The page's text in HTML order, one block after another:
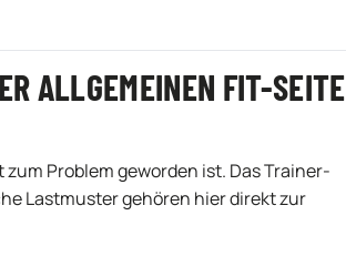
ALLGEMEINEN FIT-SEITE
Problem geworden ist. Das Trainer-
Lastmuster gehören hier direkt zur